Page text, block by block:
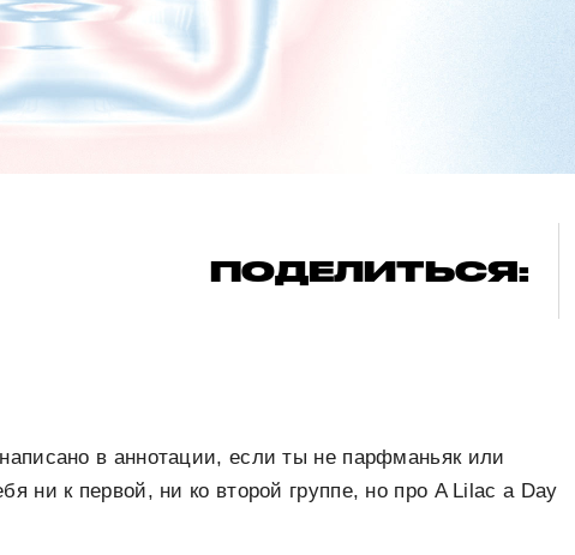
ПОДЕЛИТЬСЯ:
в аннотации, если ты не парфманьяк или
ни к первой, ни ко второй группе, но про A Lilac a Day